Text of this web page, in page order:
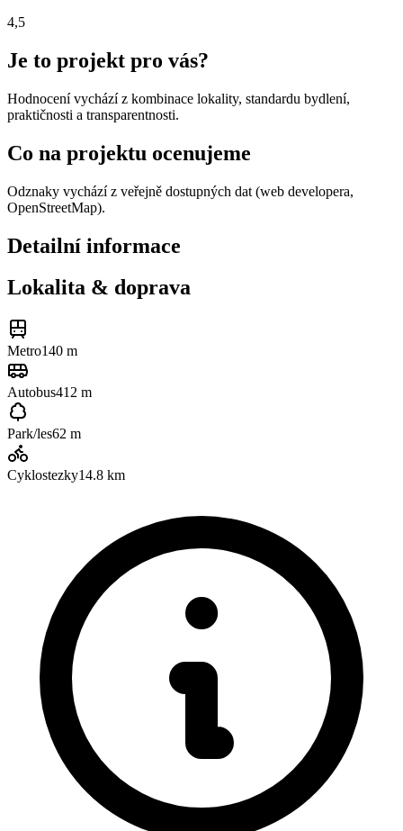
4,5
Je to projekt pro vás?
Hodnocení vychází z kombinace lokality, standardu bydlení,
praktičnosti a transparentnosti.
Co na projektu ocenujeme
Odznaky vychází z veřejně dostupných dat (web developera,
OpenStreetMap).
Detailní informace
Lokalita & doprava
Metro140 m
Autobus412 m
Park/les62 m
Cyklostezky14.8 km